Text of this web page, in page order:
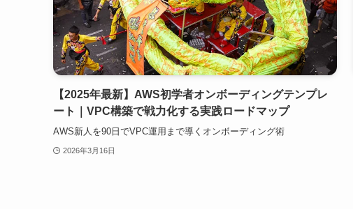
【2025年最新】AWS初学者オンボーディングテンプレ
ート｜VPC構築で戦力化する実践ロードマップ
AWS新人を90日でVPC運用まで導くオンボーディング術
2026年3月16日